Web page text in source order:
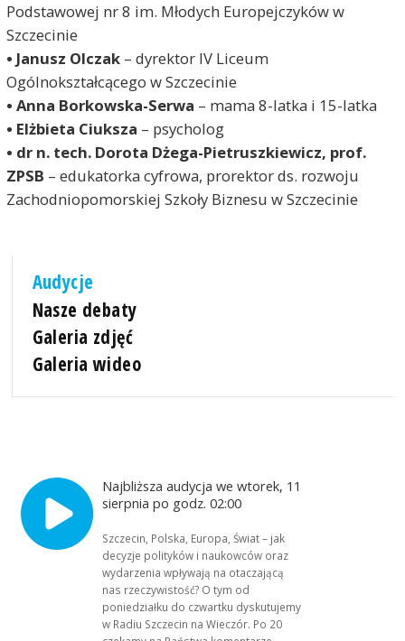
Podstawowej nr 8 im. Młodych Europejczyków w
Szczecinie
• Janusz Olczak– dyrektor IV Liceum
Ogólnokształcącego w Szczecinie
• Anna Borkowska-Serwa – mama 8-latka i 15-latka
• Elżbieta Ciuksza – psycholog
• dr n. tech. Dorota Dżega-Pietruszkiewicz, prof.
ZPSB – edukatorka cyfrowa, prorektor ds. rozwoju
Zachodniopomorskiej Szkoły Biznesu w Szczecinie
Audycje
Nasze debaty
Galeria zdjęć
Galeria wideo
Najbliższa audycja we wtorek, 11
sierpnia po godz. 02:00
Szczecin, Polska, Europa, Świat – jak
decyzje polityków i naukowców oraz
wydarzenia wpływają na otaczającą
nas rzeczywistość? O tym od
poniedziałku do czwartku dyskutujemy
w Radiu Szczecin na Wieczór. Po 20